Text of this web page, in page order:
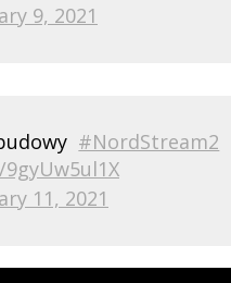
9, 2021
#NordStream2
11, 2021